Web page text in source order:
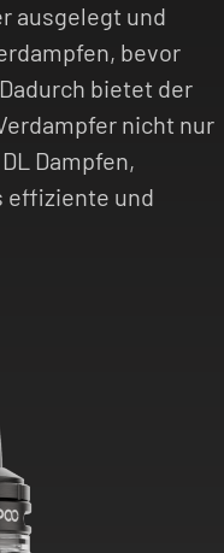
ausgelegt und
bevor
bietet der
nicht nur
Dampfen,
effiziente und